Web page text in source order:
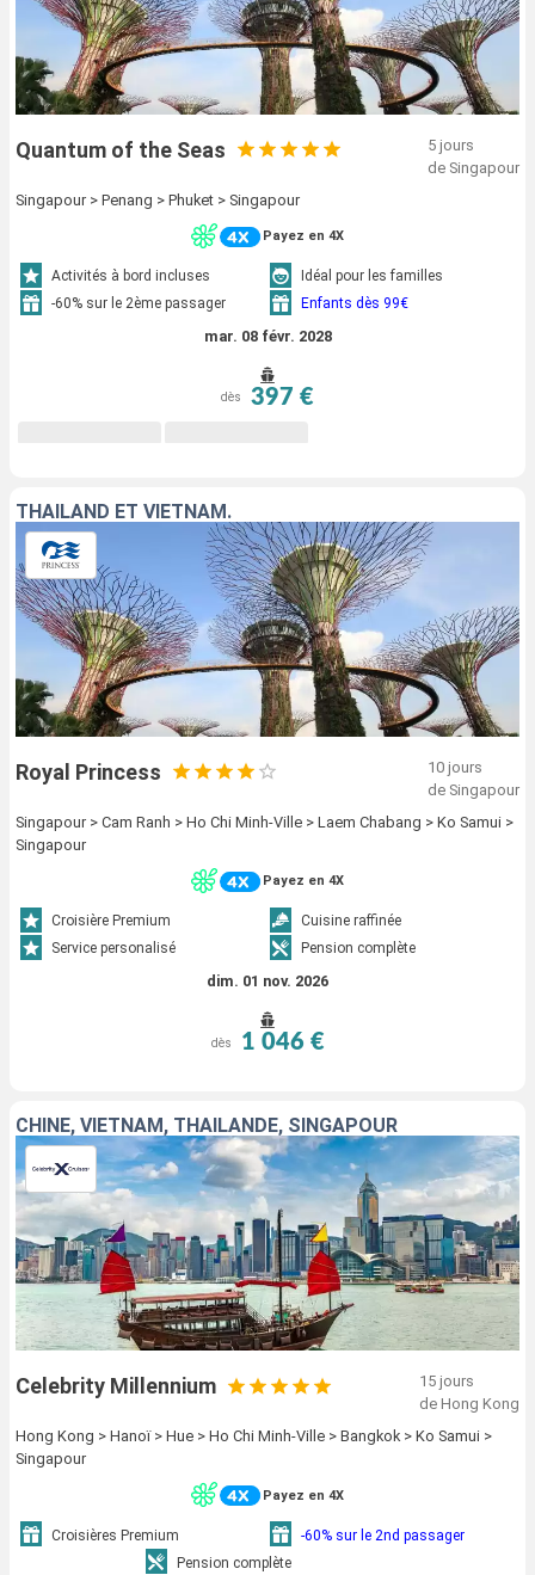
Quantum of the Seas
5 jours
de Singapour
Singapour > Penang > Phuket > Singapour
Payez en 4X
Activités à bord incluses
Idéal pour les familles
-60% sur le 2ème passager
Enfants dès 99€
mar. 08 févr. 2028
dès 397 €
THAILAND ET VIETNAM.
Royal Princess
10 jours
de Singapour
Singapour > Cam Ranh > Ho Chi Minh-Ville > Laem Chabang > Ko Samui >
Singapour
Payez en 4X
Croisière Premium
Cuisine raffinée
Service personalisé
Pension complète
dim. 01 nov. 2026
dès 1 046 €
CHINE, VIETNAM, THAÏLANDE, SINGAPOUR
Celebrity Millennium
15 jours
de Hong Kong
Hong Kong > Hanoï > Hue > Ho Chi Minh-Ville > Bangkok > Ko Samui >
Singapour
Payez en 4X
Croisières Premium
-60% sur le 2nd passager
Pension complète